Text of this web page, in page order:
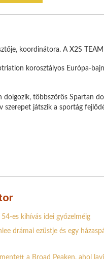
koordinátora. A X2S
korosztályos Európa-
dolgozik, többszörös Spartan
szerepet játszik a sportág
es kihívás idei győzelméig
drámai ezüstje és egy